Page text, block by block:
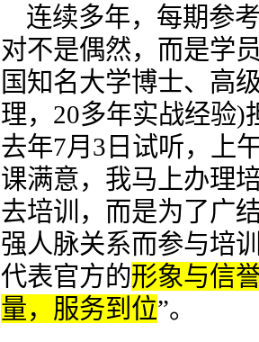
连续多年，每期参
对不是偶然，而是学
国知名大学博士、高
理，20多年实战经验)
去年7月3日试听，上
课满意，我马上办理
去培训，而是为了广
强人脉关系而参与培
代表官方的形象与信
量，服务到位”。